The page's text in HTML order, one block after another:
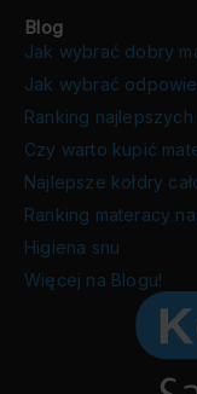
Blog
Jak wybrać dobry
Jak wybrać
Ranking
Czy warto kupić
Najlepsze kołdry
Ranking materacy
Higiena snu
Więcej na Blogu!